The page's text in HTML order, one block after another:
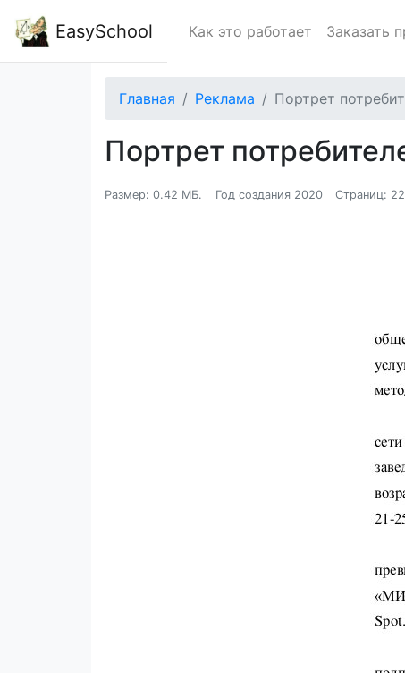
EasySchool Как это работает Заказать
Главная Реклама Портрет
Портрет
Размер: 0.42 МБ. Год создания 2020 Страниц: 22